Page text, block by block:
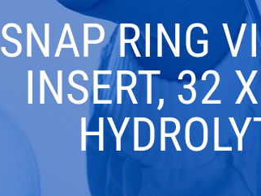
SNAP RING
INSERT, 32